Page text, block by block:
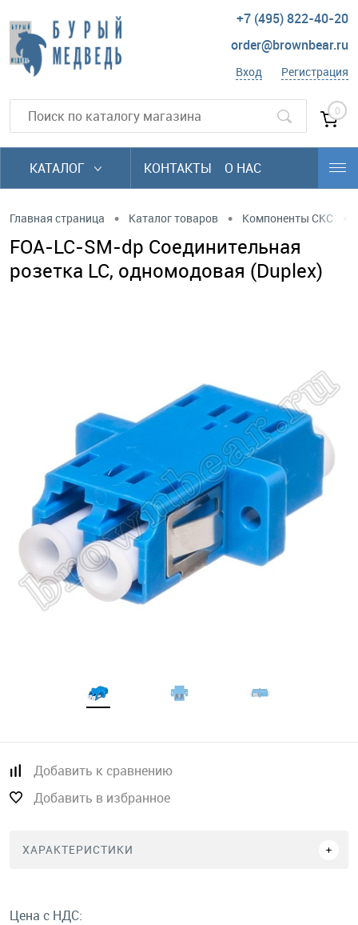
+7 (495) 822-40-20
order@brownbear.ru
Вход Регистрация
0
КАТАЛОГ КОНТАКТЫ О НАС
Главная страница • Каталог товаров • Компоненты СКС
FOA-LC-SM-dp Соединительная
розетка LC, одномодовая (Duplex)
Добавить к сравнению
Добавить в избранное
ХАРАКТЕРИСТИКИ
Цена с НДС: